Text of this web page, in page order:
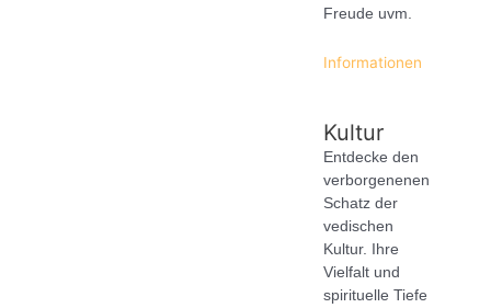
Freude uvm.
Informationen
Kultur
Entdecke den
verborgenenen
Schatz der
vedischen
Kultur. Ihre
Vielfalt und
spirituelle Tiefe